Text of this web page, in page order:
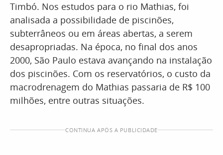
Timbó. Nos estudos para o rio Mathias, foi
analisada a possibilidade de piscinões,
subterrâneos ou em áreas abertas, a serem
desapropriadas. Na época, no final dos anos
2000, São Paulo estava avançando na instalação
dos piscinões. Com os reservatórios, o custo da
macrodrenagem do Mathias passaria de R$ 100
milhões, entre outras situações.
CONTINUA APÓS A PUBLICIDADE